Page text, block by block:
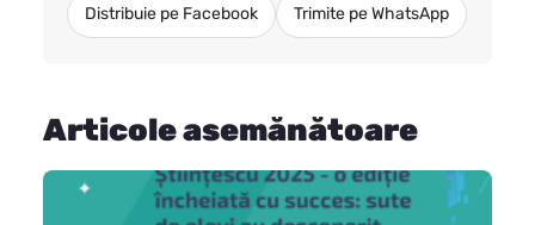
Distribuie pe Facebook Trimite pe WhatsApp
Articole asemănătoare